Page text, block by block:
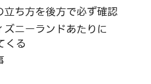
立ち方を後方で必ず確認
ニーランドあたりに
くる